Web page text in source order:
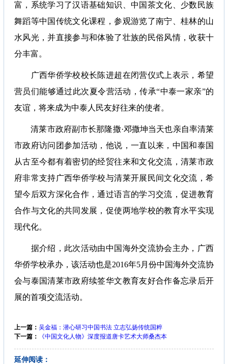
富，系统学习了汉语基础知识、中国茶文化、少数民族
舞蹈等中国传统文化课程，参观游览了南宁、桂林的山
水风光，并直接参与和体验了壮族的民俗风情，收获十
分丰富。
广西华侨学校校长陈进超在闭营仪式上表示，希望
营员们能够通过此次夏令营活动，传承“中泰一家亲”的
友谊，将来成为中泰人民友好往来的使者。
清莱市政府副市长那隆撒·邓撒坤当天也亲自率清莱
市政府访问团参加活动，他说，一直以来，中国和泰国
从古至今都有着密切的经贸往来和文化交流，清莱市政
府非常支持广西华侨学校与清莱开展民间文化交流，希
望今后双方深化合作，通过语言的学习交流，促进教育
合作与文化的共同发展，促使两地学校的教育水平实现
现代化。
据介绍，此次活动由中国海外交流协会主办，广西
华侨学校承办，该活动也是2016年5月份中国海外交流协
会与泰国清莱市政府续签华文教育友好合作备忘录后开
展的首项交流活动。
上一篇： 吴金福：潜心研习中国书法 立志弘扬传统国粹
下一篇：
《中国文化人物》深度报道唐卡艺术大师桑杰本
延伸阅读：